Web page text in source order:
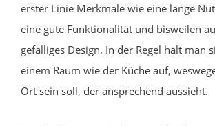
erster Linie Merkmale wie eine lange
eine gute Funktionalität und bisweilen
gefälliges Design. In der Regel hält man
einem Raum wie der Küche auf,
Ort sein soll, der ansprechend aussieht.